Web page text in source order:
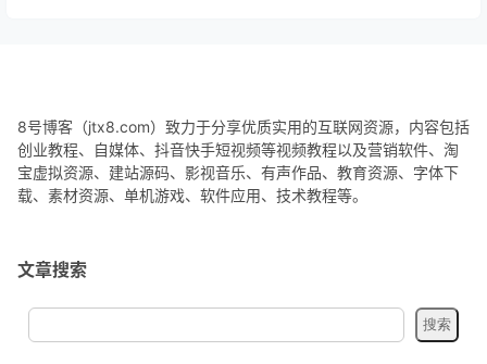
8号博客（jtx8.com）致力于分享优质实用的互联网资源，内容包括
创业教程、自媒体、抖音快手短视频等视频教程以及营销软件、淘
宝虚拟资源、建站源码、影视音乐、有声作品、教育资源、字体下
载、素材资源、单机游戏、软件应用、技术教程等。
文章搜索